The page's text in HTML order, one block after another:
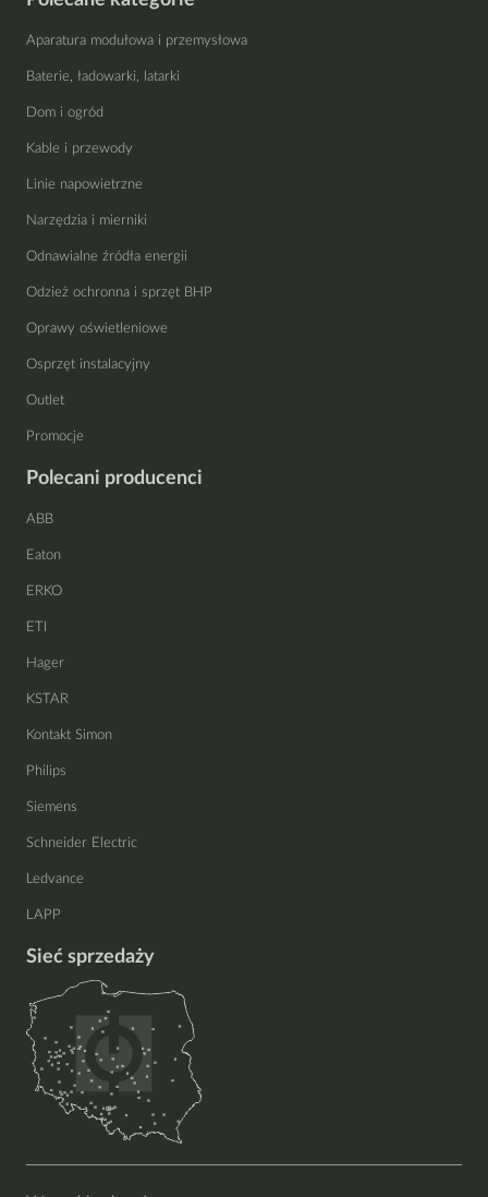
Aparatura modułowa i przemysłowa
Baterie, ładowarki, latarki
Dom i ogród
Kable i przewody
Linie napowietrzne
Narzędzia i mierniki
Odnawialne źródła energii
Odzież ochronna i sprzęt BHP
Oprawy oświetleniowe
Osprzęt instalacyjny
Outlet
Promocje
Polecani producenci
ABB
Eaton
ERKO
ETI
Hager
KSTAR
Kontakt Simon
Philips
Siemens
Schneider Electric
Ledvance
LAPP
Sieć sprzedaży